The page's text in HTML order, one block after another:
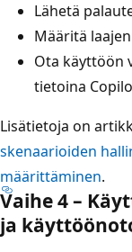
Lähetä
Määritä
Ota käyttöön
tietoina
Lisätietoja on
skenaarioiden
määrittäminen.
Vaihe 4 –
ja